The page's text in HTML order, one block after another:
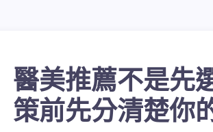
醫美推薦不是先
策前先分清楚你